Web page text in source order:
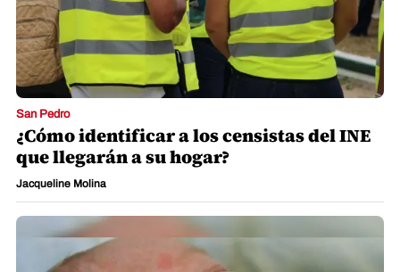
San Pedro
¿Cómo identificar a los censistas del INE
que llegarán a su hogar?
Jacqueline Molina